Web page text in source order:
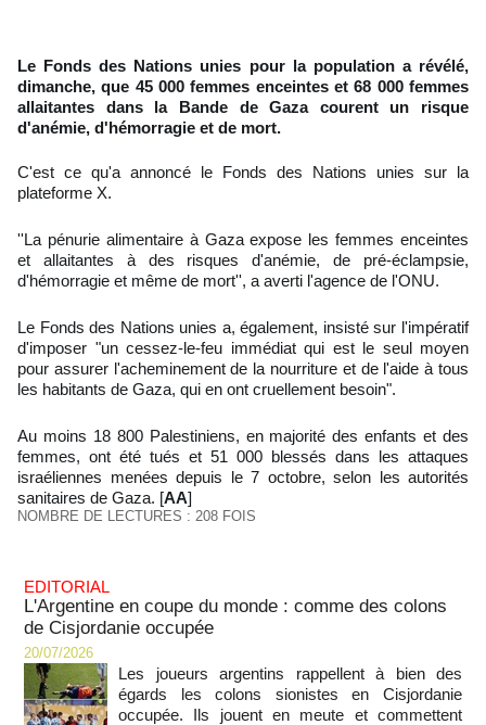
Le Fonds des Nations unies pour la population a révélé,
dimanche, que 45 000 femmes enceintes et 68 000 femmes
allaitantes dans la Bande de Gaza courent un risque
d'anémie, d'hémorragie et de mort.
C'est ce qu'a annoncé le Fonds des Nations unies sur la
plateforme X.
''La pénurie alimentaire à Gaza expose les femmes enceintes
et allaitantes à des risques d'anémie, de pré-éclampsie,
d'hémorragie et même de mort'', a averti l'agence de l'ONU.
Le Fonds des Nations unies a, également, insisté sur l'impératif
d'imposer "un cessez-le-feu immédiat qui est le seul moyen
pour assurer l'acheminement de la nourriture et de l'aide à tous
les habitants de Gaza, qui en ont cruellement besoin".
Au moins 18 800 Palestiniens, en majorité des enfants et des
femmes, ont été tués et 51 000 blessés dans les attaques
israéliennes menées depuis le 7 octobre, selon les autorités
sanitaires de Gaza. [AA]
NOMBRE DE LECTURES : 208 FOIS
EDITORIAL
L'Argentine en coupe du monde : comme des colons
de Cisjordanie occupée
20/07/2026
Les joueurs argentins rappellent à bien des
égards les colons sionistes en Cisjordanie
occupée. Ils jouent en meute et commettent